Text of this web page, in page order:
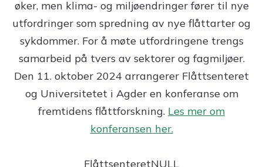
øker, men klima- og miljøendringer fører til nye
utfordringer som spredning av nye flåttarter og
sykdommer. For å møte utfordringene trengs
samarbeid på tvers av sektorer og fagmiljøer.
Den 11. oktober 2024 arrangerer Flåttsenteret
og Universitetet i Agder en konferanse om
fremtidens flåttforskning. Les mer om
konferansen her.
FlåttsenteretNULL